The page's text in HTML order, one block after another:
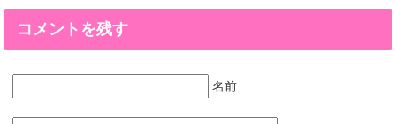
コメントを残す
名前